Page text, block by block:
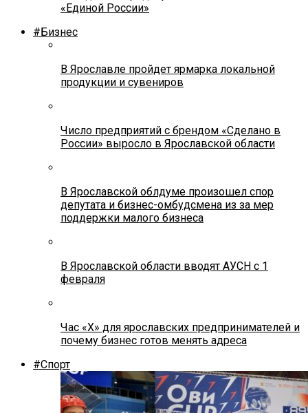
«Единой России»
#Бизнес
В Ярославле пройдет ярмарка локальной
продукции и сувениров
Число предприятий с брендом «Сделано в
России» выросло в Ярославской области
В Ярославской облдуме произошел спор
депутата и бизнес-омбудсмена из за мер
поддержки малого бизнеса
В Ярославской области вводят АУСН с 1
февраля
Час «Х» для ярославских предпринимателей и
почему бизнес готов менять адреса
#Спорт